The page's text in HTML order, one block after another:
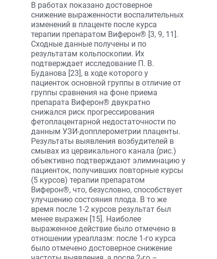
В работах показано достоверное
снижение выраженности воспалительных
изменений в плаценте после курса
терапии препаратом Виферон® [3, 9, 11].
Сходные данные получены и по
результатам кольпоскопии. Их
подтверждает исследование П. В.
Буданова [23], в ходе которого у
пациенток основной группы в отличие от
группы сравнения на фоне приема
препарата Виферон® двукратно
снижался риск прогрессирования
фетоплацентарной недостаточности по
данным УЗИ-допплерометрии плаценты.
Результаты выявления возбудителей в
смывах из цервикального канала (рис.)
объективно подтверждают элиминацию у
пациенток, получивших повторные курсы
(5 курсов) терапии препаратом
Виферон®, что, безусловно, способствует
улучшению состояния плода. В то же
время после 1-2 курсов результат был
менее выражен [15]. Наиболее
выраженное действие было отмечено в
отношении уреаплазм: после 1-го курса
было отмечено достоверное снижение